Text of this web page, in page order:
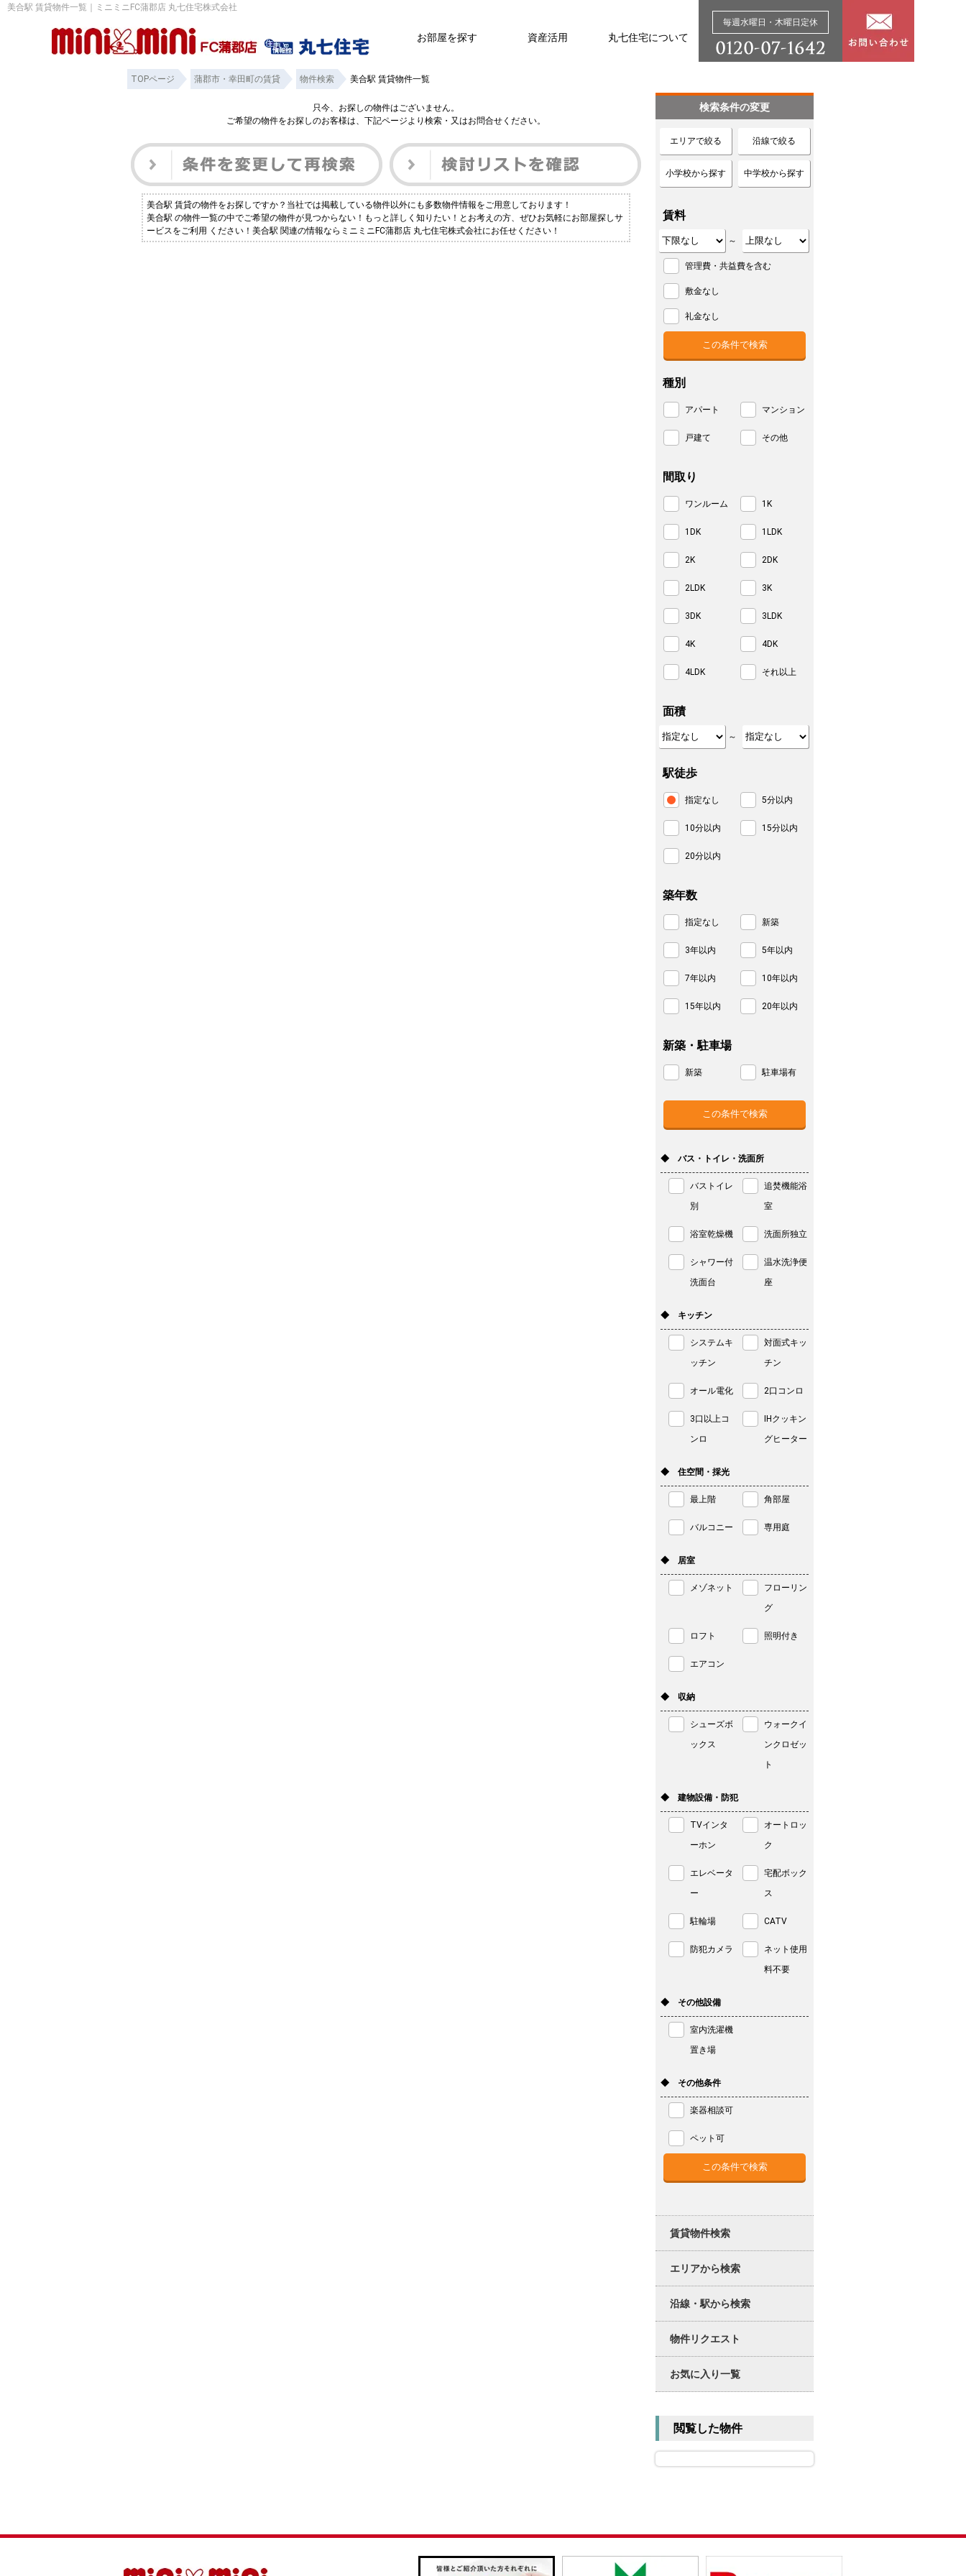
美合駅 賃貸物件一覧｜ミニミニFC蒲郡店 丸七住宅株式会社
お部屋を探す 資産活用 丸七住宅について
毎週水曜日・木曜日定休
TOPページ 蒲郡市・幸田町の賃貸 物件検索 美合駅 賃貸物件一覧
只今、お探しの物件はございません。
ご希望の物件をお探しのお客様は、下記ページより検索・又はお問合せください。
美合駅 賃貸の物件をお探しですか？当社では掲載している物件以外にも多数物件情報をご用意しております！
美合駅 の物件一覧の中でご希望の物件が見つからない！もっと詳しく知りたい！とお考えの方、ぜひお気軽にお部屋探しサ
ービスをご利用 ください！美合駅 関連の情報ならミニミニFC蒲郡店 丸七住宅株式会社にお任せください！
検索条件の変更
エリアで絞る 沿線で絞る
小学校から探す 中学校から探す
賃料
～
管理費・共益費を含む
敷金なし
礼金なし
種別
アパート マンション
戸建て その他
間取り
ワンルーム 1K
1DK 1LDK
2K 2DK
2LDK 3K
3DK 3LDK
4K 4DK
4LDK それ以上
面積
～
駅徒歩
指定なし 5分以内
10分以内 15分以内
20分以内
築年数
指定なし 新築
3年以内 5年以内
7年以内 10年以内
15年以内 20年以内
新築・駐車場
新築 駐車場有
◆ バス・トイレ・洗面所
バストイレ
別
追焚機能浴
室
浴室乾燥機 洗面所独立
シャワー付
洗面台
温水洗浄便
座
◆ キッチン
システムキ
ッチン
対面式キッ
チン
オール電化 2口コンロ
3口以上コ
ンロ
IHクッキン
グヒーター
◆ 住空間・採光
最上階 角部屋
バルコニー 専用庭
◆ 居室
メゾネット
フローリン
グ
ロフト 照明付き
エアコン
◆ 収納
シューズボ
ックス
ウォークイ
ンクロゼッ
ト
◆ 建物設備・防犯
TVインタ
ーホン
オートロッ
ク
エレベータ
ー
宅配ボック
ス
駐輪場 CATV
防犯カメラ
ネット使用
料不要
◆ その他設備
室内洗濯機
置き場
◆ その他条件
楽器相談可
ペット可
賃貸物件検索
エリアから検索
沿線・駅から検索
物件リクエスト
お気に入り一覧
閲覧した物件